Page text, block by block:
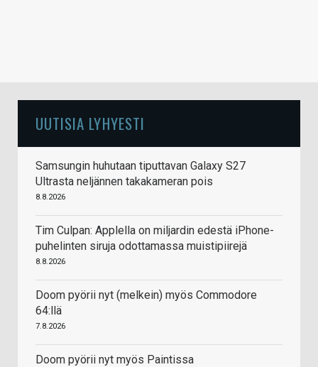
UUTISIA LYHYESTI
Samsungin huhutaan tiputtavan Galaxy S27
Ultrasta neljännen takakameran pois
8.8.2026
Tim Culpan: Applella on miljardin edestä iPhone-
puhelinten siruja odottamassa muistipiirejä
8.8.2026
Doom pyörii nyt (melkein) myös Commodore
64:llä
7.8.2026
Doom pyörii nyt myös Paintissa